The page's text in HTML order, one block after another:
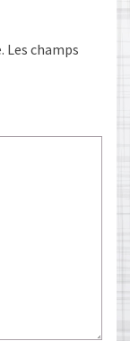
Les champs